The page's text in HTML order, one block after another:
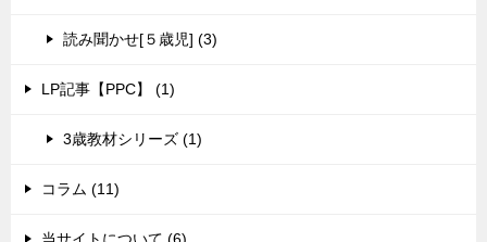
読み聞かせ[５歳児] (3)
LP記事【PPC】 (1)
3歳教材シリーズ (1)
コラム (11)